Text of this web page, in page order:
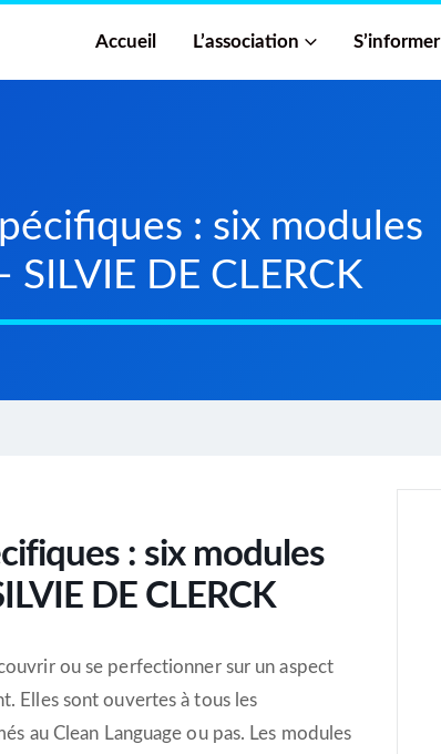
Accueil L’association S’informer
: six modules
DE CLERCK
: six modules
DE CLERCK
ou se perfectionner sur un aspect
Elles sont ouvertes à tous les
au Clean Language ou pas. Les modules